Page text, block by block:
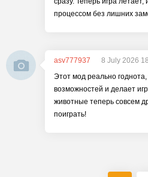
процессом без лишних
asv777937
8 July 2026
Этот мод реально
возможностей и делает
животные теперь совсем
поиграть!